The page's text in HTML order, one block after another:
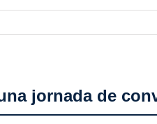
jornada de